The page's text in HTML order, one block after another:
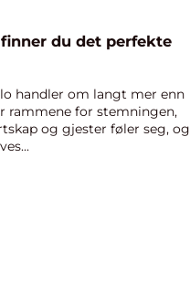
du det perfekte
handler om langt mer enn
rammene for stemningen,
og gjester føler seg, og